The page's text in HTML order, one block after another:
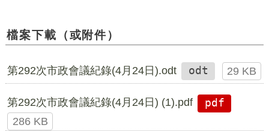
檔案下載（或附件）
第292次市政會議紀錄(4月24日).odt odt 29 KB
第292次市政會議紀錄(4月24日) (1).pdf
pdf
286 KB